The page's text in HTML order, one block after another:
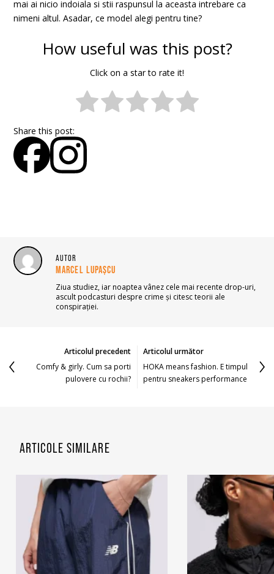
mai ai nicio indoiala si stii raspunsul la aceasta intrebare ca
nimeni altul. Asadar, ce model alegi pentru tine?
How useful was this post?
Click on a star to rate it!
Share this post:
AUTOR
MARCEL LUPAȘCU
Ziua studiez, iar noaptea vânez cele mai recente drop-uri,
ascult podcasturi despre crime și citesc teorii ale
conspirației.
Articolul precedent
Comfy & girly. Cum sa porti
pulovere cu rochii?
Articolul următor
HOKA means fashion. E timpul
pentru sneakers performance
ARTICOLE SIMILARE